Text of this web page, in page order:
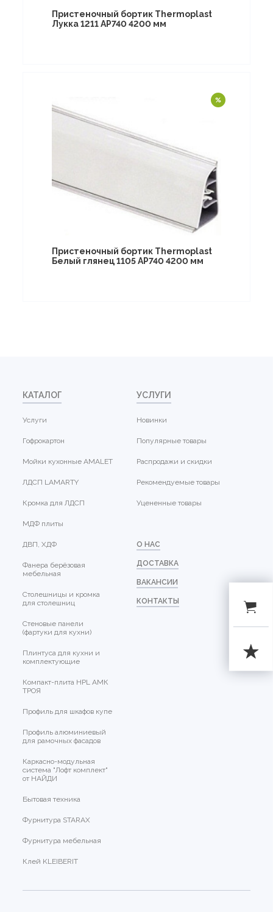
Пристеночный бортик Thermoplast
Лукка 1211 AP740 4200 мм
Пристеночный бортик Thermoplast
Белый глянец 1105 AP740 4200 мм
КАТАЛОГ
Услуги
Гофрокартон
Мойки кухонные AMALET
ЛДСП LAMARTY
Кромка для ЛДСП
МДФ плиты
ДВП, ХДФ
Фанера берёзовая
мебельная
Столешницы и кромка
для столешниц
Стеновые панели
(фартуки для кухни)
Плинтуса для кухни и
комплектующие
Компакт-плита HPL АМК
ТРОЯ
Профиль для шкафов купе
Профиль алюминиевый
для рамочных фасадов
Каркасно-модульная
система "Лофт комплект"
от НАЙДИ
Бытовая техника
Фурнитура STARAX
Фурнитура мебельная
Клей KLEIBERIT
УСЛУГИ
Новинки
Популярные товары
Распродажи и скидки
Рекомендуемые товары
Уцененные товары
О НАС
ДОСТАВКА
ВАКАНСИИ
КОНТАКТЫ